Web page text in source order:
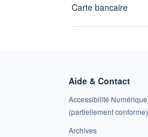
Carte bancaire
Aide & Contact
Accessibilité Numérique
(partiellement conforme)
Archives